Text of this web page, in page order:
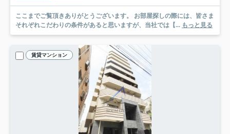
ここまでご覧頂きありがとうございます。 お部屋探しの際には、皆さま
それぞれこだわりの条件があると思いますが、当社では【... もっと見る
賃貸マンション